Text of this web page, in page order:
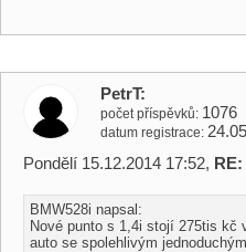
PetrT
počet příspěvků 1076
datum registrace
Pondělí 15.12.2014 17:52,
BMW528i napsal:
Nové punto s 1,4i stojí 275tis kč
auto se spolehlivým